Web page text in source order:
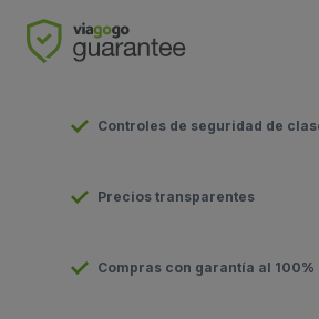
Controles de seguridad de
Precios transparentes
Compras con garantía al 100%